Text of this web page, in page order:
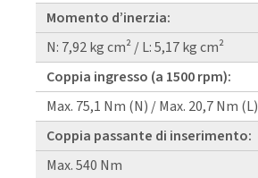
Momento d’inerzia:
N: 7,92 kg cm² / L: 5,17 kg cm²
Coppia ingresso (a 1500 rpm):
Max. 75,1 Nm (N) / Max. 20,7 Nm (L)
Coppia passante di inserimento:
Max. 540 Nm